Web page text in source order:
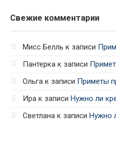
Свежие комментарии
Мисс Белль к записи
Пантерка к записи
Ольга к записи Приметы
Ира к записи Нужно ли
Светлана к записи Нужно